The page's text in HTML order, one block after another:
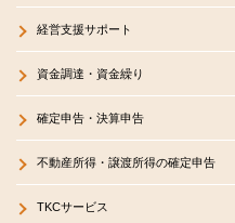
経営支援サポート
資金調達・資金繰り
確定申告・決算申告
不動産所得・譲渡所得の確定申告
TKCサービス